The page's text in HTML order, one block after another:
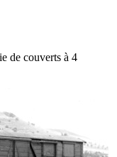
de couverts à 4